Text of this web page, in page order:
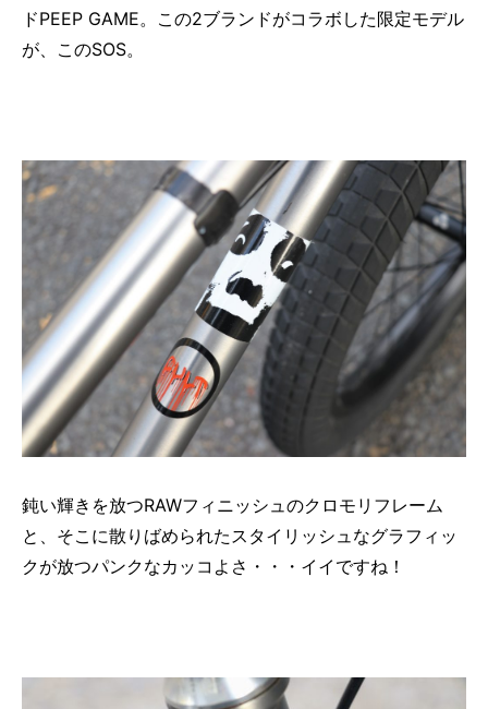
ドPEEP GAME。この2ブランドがコラボした限定モデル
が、このSOS。
鈍い輝きを放つRAWフィニッシュのクロモリフレーム
と、そこに散りばめられたスタイリッシュなグラフィッ
クが放つパンクなカッコよさ・・・イイですね！